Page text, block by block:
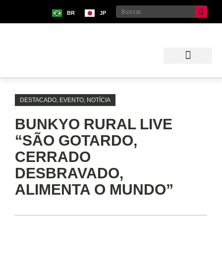
BR JP
DESTACADO, EVENTO, NOTÍCIA
BUNKYO RURAL LIVE
“SÃO GOTARDO,
CERRADO
DESBRAVADO,
ALIMENTA O MUNDO”